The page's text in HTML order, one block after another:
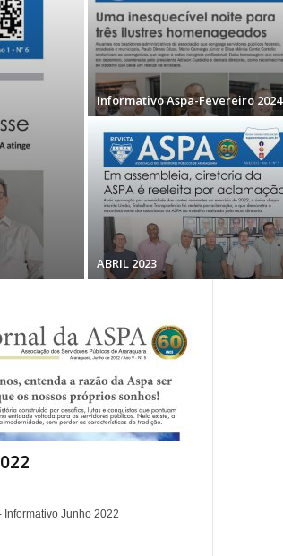
Informativo Aspa-Fevereiro 2024
ABRIL 2023
Informativo Junho 2022